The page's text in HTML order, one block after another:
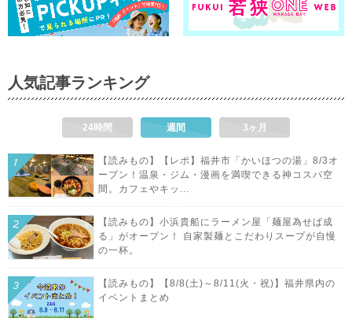
人気記事ランキング
24時間 週間 3ヶ月
【読みもの】【レポ】福井市「かいほつの湯」8/3オ
ープン！温泉・ジム・漫画を満喫できる神コスパ空
間。カフェやキッ...
【読みもの】小浜貴船にラーメン屋「麺屋為せば成
る」がオープン！ 自家製麺とこだわりスープが自慢
の一杯。
【読みもの】【8/8(土)～8/11(火・祝)】福井県内の
イベントまとめ